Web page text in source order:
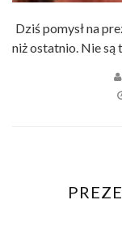
Dziś pomysł na
niż ostatnio. Nie są